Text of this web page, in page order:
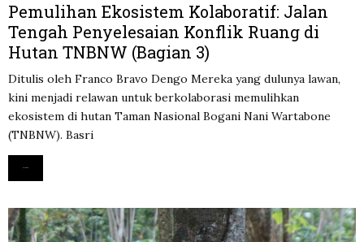
Pemulihan Ekosistem Kolaboratif: Jalan
Tengah Penyelesaian Konflik Ruang di
Hutan TNBNW (Bagian 3)
Ditulis oleh Franco Bravo Dengo Mereka yang dulunya lawan,
kini menjadi relawan untuk berkolaborasi memulihkan
ekosistem di hutan Taman Nasional Bogani Nani Wartabone
(TNBNW). Basri